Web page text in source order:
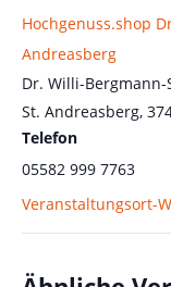
Hochgenuss.shop
Andreasberg
Dr. Willi-Bergmann-
St. Andreasberg,
Telefon
05582 999 7763
Veranstaltungsort-